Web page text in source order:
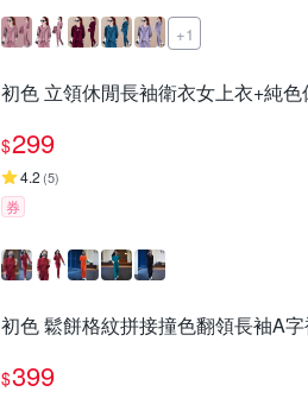
+1
初色 立領休閒長袖衛衣女上衣+純
$299
4.2 (5)
券
初色 鬆餅格紋拼接撞色翻領長袖A
$399